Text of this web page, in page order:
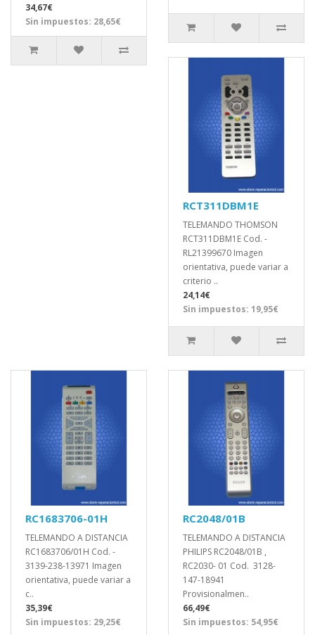
34,67€
Sin impuestos: 28,65€
RCT311DBM1E
TELEMANDO THOMSON
RCT311DBM1E Cod. -
RL21399670 Imagen
orientativa, puede variar a
criterio ..
24,14€
Sin impuestos: 19,95€
RC1683706-01H
TELEMANDO A DISTANCIA
RC1683706/01H Cod. -
3139-238-13971 Imagen
orientativa, puede variar a
c..
35,39€
Sin impuestos: 29,25€
RC2048/01B
TELEMANDO A DISTANCIA
PHILIPS RC2048/01B ,
RC2030- 01 Cod. 3128-
147-18941
Provisionalmen..
66,49€
Sin impuestos: 54,95€